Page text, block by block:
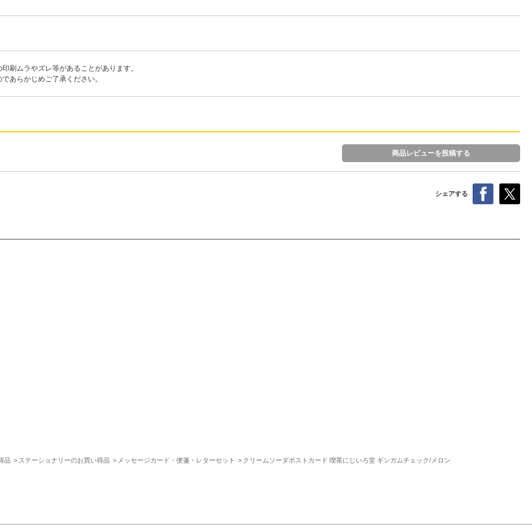
刷ムラやズレ等があることがあります。
あらかじめご了承ください。
商品レビューを投稿する
シェアする
品 ステーショナリーのお買い得品 メッセージカード・便箋・レターセット クリームソーダポストカード 喫茶にじいろ堂 ギンガムチェック/メロン